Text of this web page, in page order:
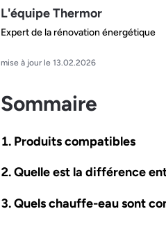
L'équipe Thermor
Expert de la rénovation énergétique
mise à jour le 13.02.2026
Sommaire
Produits compatibles
Quelle est la différence
Quels chauffe-eau sont